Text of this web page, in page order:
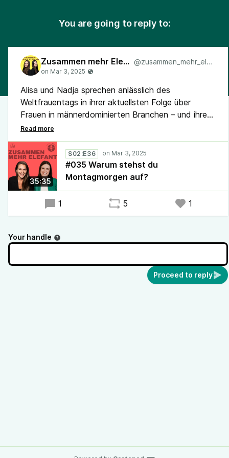
You are going to reply to:
Zusammen mehr Elefant @zusammen_mehr_elefant
Alisa und Nadja sprechen anlässlich des
Weltfrauentags in ihrer aktuellsten Folge über
Frauen in männerdominierten Branchen – und ihre
eigenen Erfahrungen in Lean & Agile.
Warum ist der Frauenanteil in diesen Bereichen
noch immer so gering, und was können wir positiv
dazu beitragen, damit sich mehr Frauen für diese
Berufe interessieren?
Hört rein und lasst uns gemeinsam die Zukunft
gestalten!
35:35
S02:E36
#035 Warum stehst du
Montagmorgen auf?
1 5 1
Your handle
Proceed to reply